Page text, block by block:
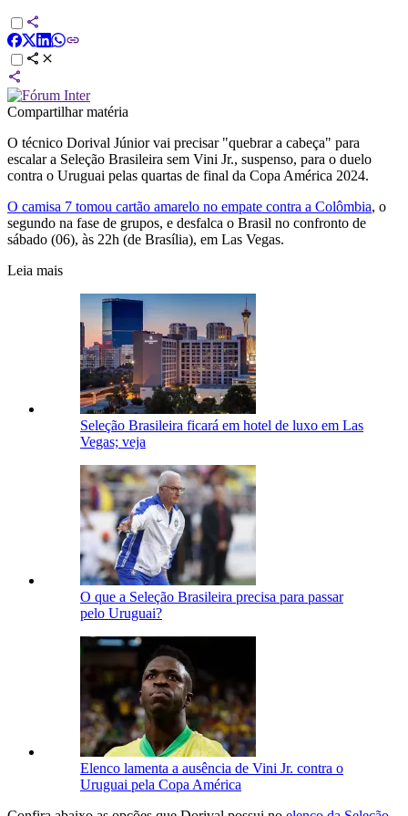
Compartilhar matéria
O técnico Dorival Júnior vai precisar "quebrar a cabeça" para
escalar a Seleção Brasileira sem Vini Jr., suspenso, para o duelo
contra o Uruguai pelas quartas de final da Copa América 2024.
O camisa 7 tomou cartão amarelo no empate contra a Colômbia, o
segundo na fase de grupos, e desfalca o Brasil no confronto de
sábado (06), às 22h (de Brasília), em Las Vegas.
Leia mais
Seleção Brasileira ficará em hotel de luxo em Las
Vegas; veja
O que a Seleção Brasileira precisa para passar
pelo Uruguai?
Elenco lamenta a ausência de Vini Jr. contra o
Uruguai pela Copa América